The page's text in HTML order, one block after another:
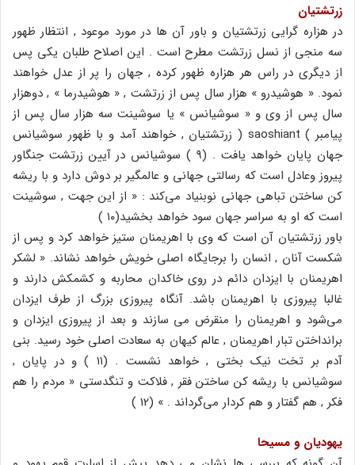
زرتشتیان
در هزاره گرایی زرتشتیان و باور آن ها در مورد موعود , انتظار ظهور
سه منجی از نسل زرتشت مطرح است . این اصلاح طلبان یکی پس
از دیگری در راس هر هزاره ظهور کرده , جهان را پر از عدل خواهند
نمود. « هوشیدرو » هزار سال پس از زرتشت , « هوشیدرما » , دوهزار
سال پس از وی و « سوشیانس » یا سوشینت سه هزار سال پس از
پیامبر ) saoshiant ( زرتشتیان , خواهند آمد و با ظهور سوشیانس
جهان پایان خواهد یافت . (۹ ) سوشیانس در آیین زرتشت جنگاور
پیروز وعادل است که رسالتی جهانی و عالمگیر بر دوش دارد و با ریشه
کن ساختن تباهی جهانی نوبنیاد می‌کند : « از این جهت , سوشینت
است که او به سراسر جهان سود خواهد بخشید(۱۰ )
باور زرتشتیان آن است که وی با اهریمنان ستیز خواهد کرد و پس از
شکست آنان , انسان را برجایگاه اصلی خویش خواهد نشاند. « لشکر
اهریمنان با ایزدان دائم در روی خاکدان محاربه و کشمکش دارند و
غالبا پیروزی با اهریمنان باشد. آنگاه پیروزی بزرگ از طرف ایزدان
می‌شود و اهریمنان را منقرض می سازند و بعد از پیروزی ایزدان و
برانداختن تبار اهریمنان , عالم کیهان به سعادت اصلی خود رسید. بنی
آدم بر تخت نیک بختی , خواهد نشست . (۱۱ ) و در پایان ,
سوشیانس با ریشه کن ساختن فقر , فلاکت و تنگدستی « مردم را هم
فکر , هم گفتار و هم کردار می‌گرداند . » (12 )
یهودیان و مسیحا